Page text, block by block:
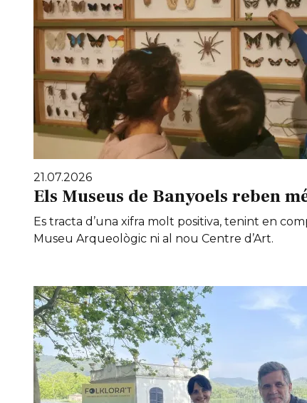
21.07.2026
Els Museus de Banyoels reben
Es tracta d’una xifra molt positiva, tenint en
Museu Arqueològic ni al nou Centre d’Art.